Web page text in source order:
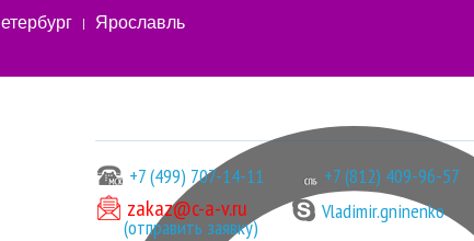
Ярославль
+7 (499) 707-14-11 +7 (812) 409-96-57
zakaz@c-a-v.ru
(отправить заявку)
Vladimir.gninenko